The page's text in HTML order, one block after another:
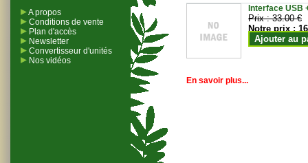
A propos
Conditions de vente
Plan d'accès
Newsletter
Convertisseur d'unités
Nos vidéos
Interface USB
Prix :33.00 €
Notre prix :
Ajouter au
En savoir plus...